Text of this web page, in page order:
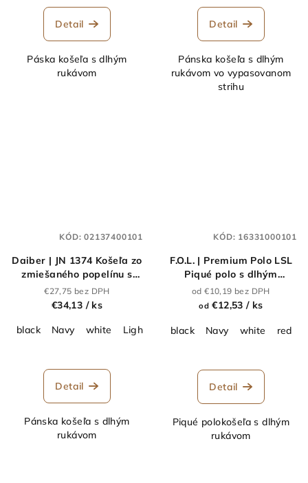
Detail
Páska košeľa s dlhým
rukávom
Detail
Pánska košeľa s dlhým
rukávom vo vypasovanom
strihu
Daiber | JN 1374 Košeľa zo
zmiešaného popelínu s
dlhým rukávom_02.1374
€27,75 bez DPH
€34,13 / ks
black
Navy white Light Blue deep purple
Detail
Pánska košeľa s dlhým
rukávom
KÓD:02137400101
F.O.L. | Premium Polo LSL
Piqué polo s dlhým
rukávom_16.331
od €10,19 bez DPH
od €12,53/ ks
black Navy white red
Detail
Piqué polokošeľa s dlhým
rukávom
KÓD: 16331000101